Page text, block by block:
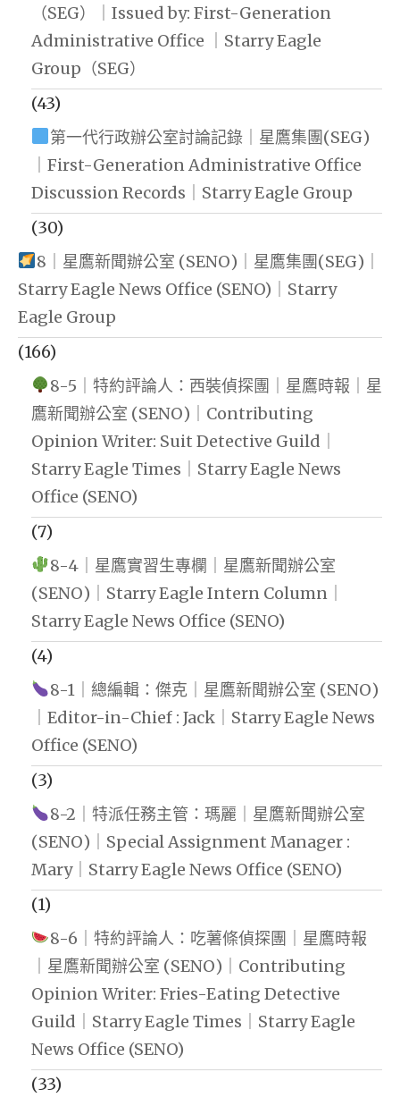
（SEG）｜Issued by: First-Generation
Administrative Office ｜Starry Eagle
Group（SEG）
(43)
第一代行政辦公室討論記錄｜星鷹集團(SEG)
｜First-Generation Administrative Office
Discussion Records｜Starry Eagle Group
(30)
8｜星鷹新聞辦公室 (SENO)｜星鷹集團(SEG)｜
Starry Eagle News Office (SENO)｜Starry
Eagle Group
(166)
8-5｜特約評論人：西裝偵探團｜星鷹時報｜星
鷹新聞辦公室 (SENO)｜Contributing
Opinion Writer: Suit Detective Guild｜
Starry Eagle Times｜Starry Eagle News
Office (SENO)
(7)
8-4｜星鷹實習生專欄｜星鷹新聞辦公室
(SENO)｜Starry Eagle Intern Column｜
Starry Eagle News Office (SENO)
(4)
8-1｜總編輯：傑克｜星鷹新聞辦公室 (SENO)
｜Editor-in-Chief : Jack｜Starry Eagle News
Office (SENO)
(3)
8-2｜特派任務主管：瑪麗｜星鷹新聞辦公室
(SENO)｜Special Assignment Manager :
Mary｜Starry Eagle News Office (SENO)
(1)
8-6｜特約評論人：吃薯條偵探團｜星鷹時報
｜星鷹新聞辦公室 (SENO)｜Contributing
Opinion Writer: Fries-Eating Detective
Guild｜Starry Eagle Times｜Starry Eagle
News Office (SENO)
(33)